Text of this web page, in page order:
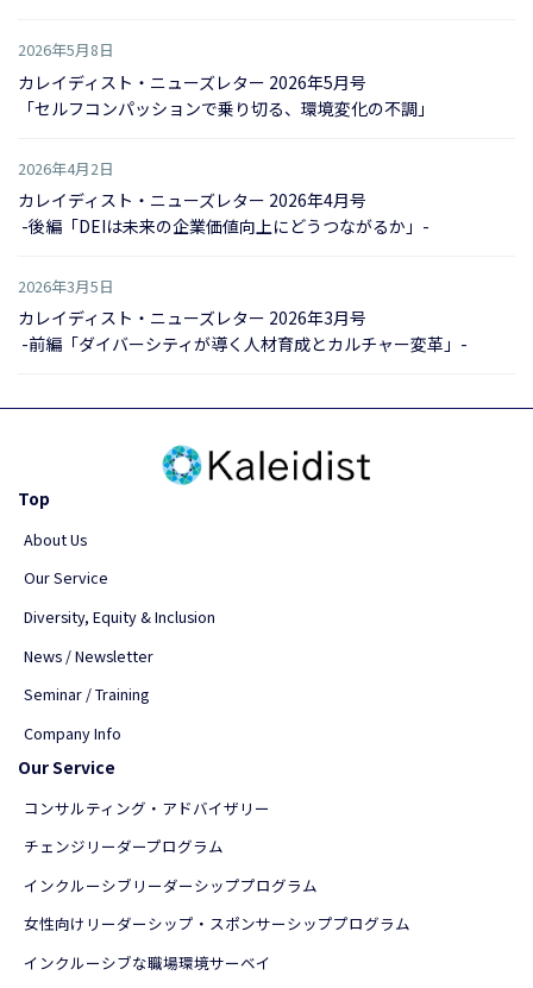
カレイディスト・ニューズレター 2026年5月号
「セルフコンパッションで乗り切る、環境変化の不調」
2026年5月8日
カレイディスト・ニューズレター 2026年4月号
-後編「DEIは未来の企業価値向上にどうつながるか」-
2026年4月2日
カレイディスト・ニューズレター 2026年3月号
-前編「ダイバーシティが導く人材育成とカルチャー変革」-
2026年3月5日
Top
About Us
Our Service
Diversity, Equity & Inclusion
News / Newsletter
Seminar / Training
Company Info
Our Service
コンサルティング・アドバイザリー
チェンジリーダープログラム
インクルーシブリーダーシッププログラム
女性向けリーダーシップ・スポンサーシッププログラム
インクルーシブな職場環境サーベイ